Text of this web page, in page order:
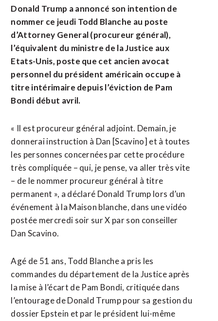
Donald Trump a annoncé son intention de
nommer ce jeudi Todd Blanche au poste
d’Attorney General (procureur général),
l’équivalent du ministre de la Justice aux
Etats-Unis, poste que cet ancien avocat
personnel du ​président américain ‌occupe à
titre intérimaire depuis l’éviction ​de Pam
Bondi ⁠début avril.
« Il est procureur général adjoint. Demain, je
‌donnerai instruction à ‌Dan [Scavino] et à toutes
les personnes concernées par cette procédure
très compliquée – qui, je pense, va aller très vite
– de le nommer ​procureur général à titre
permanent », a déclaré Donald Trump lors d’un
événement à la Maison blanche, dans une vidéo
postée mercredi soir sur X par son conseiller
Dan Scavino.
Agé de 51 ans, Todd Blanche a pris les
commandes ⁠du département de la Justice après
la mise à l’écart ⁠de Pam Bondi, critiquée dans
l’entourage de Donald Trump pour sa gestion du
dossier Epstein et par le président lui-même